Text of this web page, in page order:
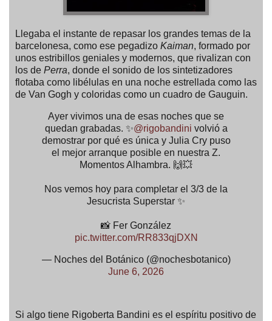
Llegaba el instante de repasar los grandes temas de la
barcelonesa, como ese pegadizo Kaiman, formado por
unos estribillos geniales y modernos, que rivalizan con
los de Perra, donde el sonido de los sintetizadores
flotaba como libélulas en una noche estrellada como las
de Van Gogh y coloridas como un cuadro de Gauguin.
Ayer vivimos una de esas noches que se
quedan grabadas. ✨@rigobandini volvió a
demostrar por qué es única y Julia Cry puso
el mejor arranque posible en nuestra Z.
Momentos Alhambra. 🙌💥
Nos vemos hoy para completar el 3/3 de la
Jesucrista Superstar ✨
📸 Fer González
pic.twitter.com/RR833qjDXN
— Noches del Botánico (@nochesbotanico)
June 6, 2026
Si algo tiene Rigoberta Bandini es el espíritu positivo de